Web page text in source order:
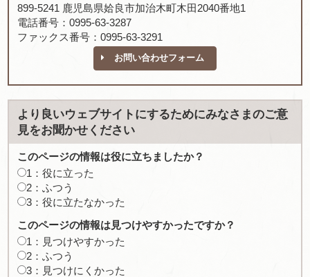
899-5241 鹿児島県姶良市加治木町木田2040番地1
電話番号：0995-63-3287
ファックス番号：0995-63-3291
お問い合わせフォーム
より良いウェブサイトにするためにみなさまのご意
見をお聞かせください
このページの情報は役に立ちましたか？
1：役に立った
2：ふつう
3：役に立たなかった
このページの情報は見つけやすかったですか？
1：見つけやすかった
2：ふつう
3：見つけにくかった